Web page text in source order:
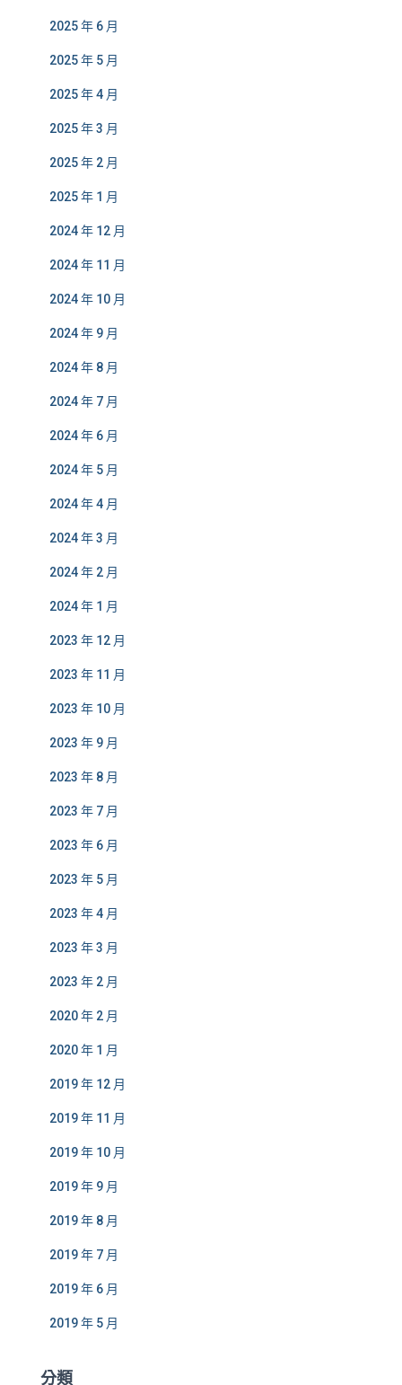
2025 年 6 月
2025 年 5 月
2025 年 4 月
2025 年 3 月
2025 年 2 月
2025 年 1 月
2024 年 12 月
2024 年 11 月
2024 年 10 月
2024 年 9 月
2024 年 8 月
2024 年 7 月
2024 年 6 月
2024 年 5 月
2024 年 4 月
2024 年 3 月
2024 年 2 月
2024 年 1 月
2023 年 12 月
2023 年 11 月
2023 年 10 月
2023 年 9 月
2023 年 8 月
2023 年 7 月
2023 年 6 月
2023 年 5 月
2023 年 4 月
2023 年 3 月
2023 年 2 月
2020 年 2 月
2020 年 1 月
2019 年 12 月
2019 年 11 月
2019 年 10 月
2019 年 9 月
2019 年 8 月
2019 年 7 月
2019 年 6 月
2019 年 5 月
分類